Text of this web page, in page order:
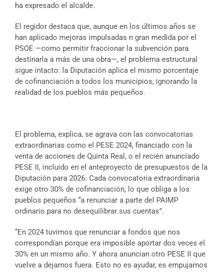
ha expresado el alcalde.
El regidor destaca que, aunque en los últimos años se
han aplicado mejoras impulsadas n gran medida por el
PSOE —como permitir fraccionar la subvención para
destinarla a más de una obra—, el problema estructural
sigue intacto: la Diputación aplica el mismo porcentaje
de cofinanciación a todos los municipios, ignorando la
realidad de los pueblos más pequeños.
El problema, explica, se agrava con las convocatorias
extraordinarias como el PESE 2024, financiado con la
venta de acciones de Quinta Real, o el recién anunciado
PESE II, incluido en el anteproyecto de presupuestos de la
Diputación para 2026. Cada convocatoria extraordinaria
exige otro 30% de cofinanciación, lo que obliga a los
pueblos pequeños “a renunciar a parte del PAIMP
ordinario para no desequilibrar sus cuentas”.
“En 2024 tuvimos que renunciar a fondos que nos
correspondían porque era imposible aportar dos veces el
30% en un mismo año. Y ahora anuncian otro PESE II que
vuelve a dejarnos fuera. Esto no es ayudar, es empujarnos